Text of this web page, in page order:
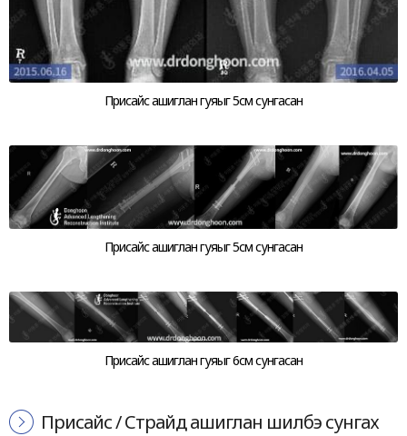
Присайс ашиглан гуяыг 5см сунгасан
Присайс ашиглан гуяыг 5см сунгасан
Присайс ашиглан гуяыг 6см сунгасан
Присайс / Страйд ашиглан шилбэ сунгах